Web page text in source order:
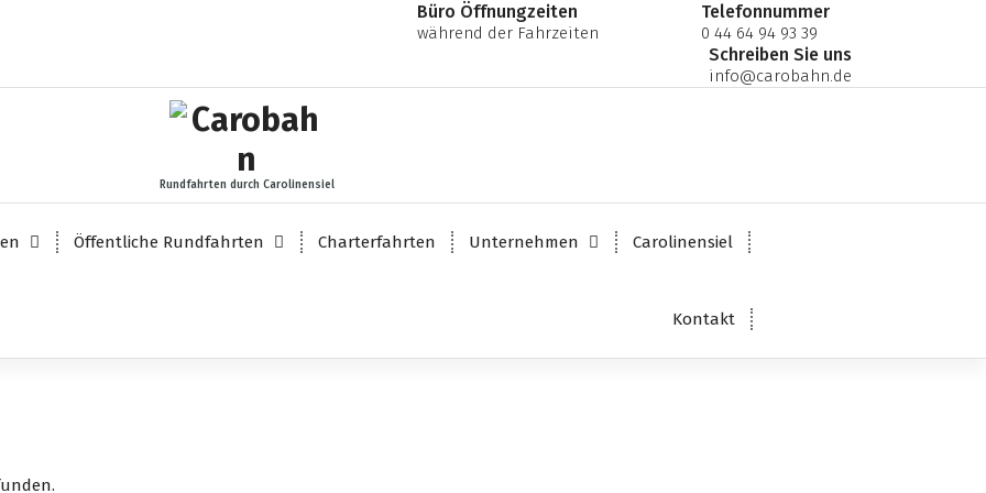
Büro Öffnungzeiten
während der Fahrzeiten
Telefonnummer
0 44 64 94 93 39
Schreiben Sie uns
info@carobahn.de
Rundfahrten durch Carolinensiel
Öffentliche Rundfahrten Charterfahrten Unternehmen Carolinensiel
Kontakt